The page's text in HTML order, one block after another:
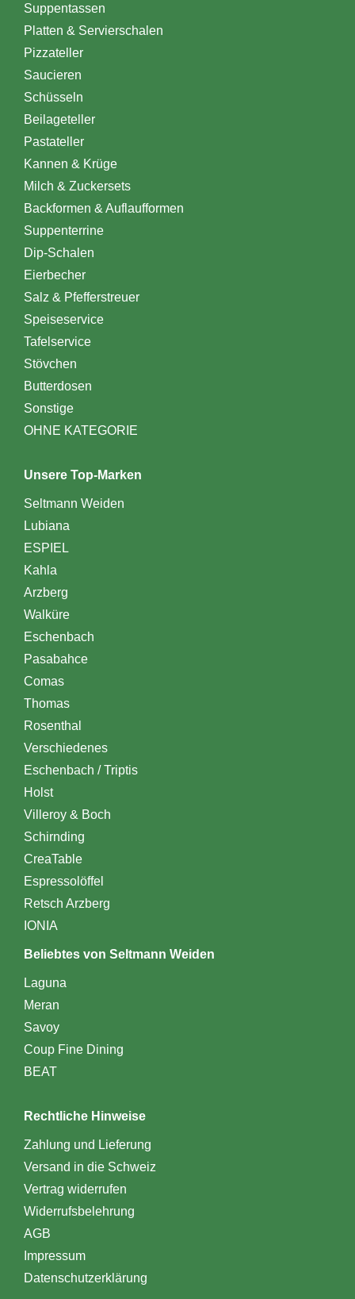
Suppentassen
Platten & Servierschalen
Pizzateller
Saucieren
Schüsseln
Beilageteller
Pastateller
Kannen & Krüge
Milch & Zuckersets
Backformen & Auflaufformen
Suppenterrine
Dip-Schalen
Eierbecher
Salz & Pfefferstreuer
Speiseservice
Tafelservice
Stövchen
Butterdosen
Sonstige
OHNE KATEGORIE
Unsere Top-Marken
Seltmann Weiden
Lubiana
ESPIEL
Kahla
Arzberg
Walküre
Eschenbach
Pasabahce
Comas
Thomas
Rosenthal
Verschiedenes
Eschenbach / Triptis
Holst
Villeroy & Boch
Schirnding
CreaTable
Espressolöffel
Retsch Arzberg
IONIA
Beliebtes von Seltmann Weiden
Laguna
Meran
Savoy
Coup Fine Dining
BEAT
Rechtliche Hinweise
Zahlung und Lieferung
Versand in die Schweiz
Vertrag widerrufen
Widerrufsbelehrung
AGB
Impressum
Datenschutzerklärung